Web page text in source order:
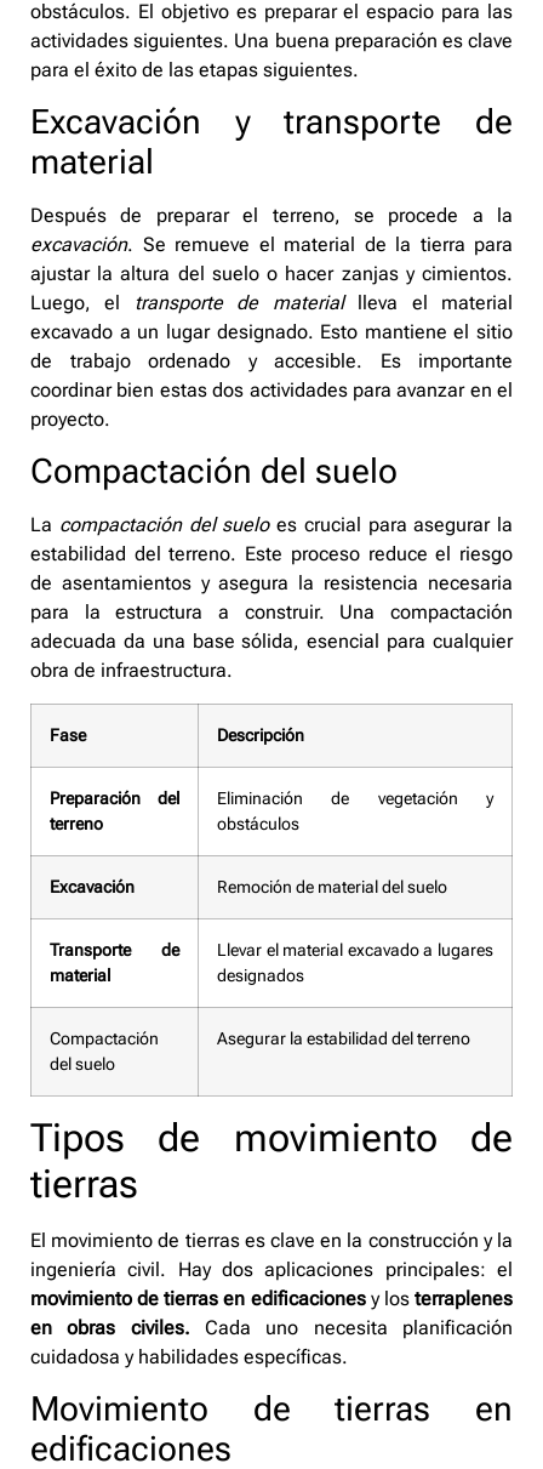
obstáculos. El objetivo es preparar el espacio para las
actividades siguientes. Una buena preparación es clave
para el éxito de las etapas siguientes.
Excavación y transporte de
material
Después de preparar el terreno, se procede a la
excavación. Se remueve el material de la tierra para
ajustar la altura del suelo o hacer zanjas y cimientos.
Luego, el transporte de materiallleva el material
excavado a un lugar designado. Esto mantiene el sitio
de trabajo ordenado y accesible. Es importante
coordinar bien estas dos actividades para avanzar en el
proyecto.
Compactación del suelo
La compactación del sueloes crucial para asegurar la
estabilidad del terreno. Este proceso reduce el riesgo
de asentamientos y asegura la resistencia necesaria
para la estructura a construir. Una compactación
adecuada da una base sólida, esencial para cualquier
obra de infraestructura.
Fase Descripción
Preparación del
terreno
Eliminación de vegetación y
obstáculos
Excavación Remoción de material del suelo
Transporte de
material
Llevar el material excavado a lugares
designados
Compactación
del suelo
Asegurar la estabilidad del terreno
Tipos de movimiento de
tierras
El movimiento de tierras es clave en la construcción y la
ingeniería civil. Hay dos aplicaciones principales: el
movimiento de tierras en edificacionesy losterraplenes
en obras civiles. Cada uno necesita planificación
cuidadosa y habilidades específicas.
Movimiento de tierras en
edificaciones